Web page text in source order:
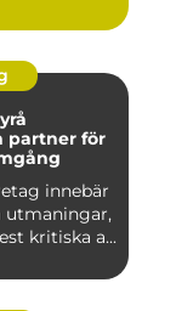
partner för
innebär
utmaningar,
kritiska a...